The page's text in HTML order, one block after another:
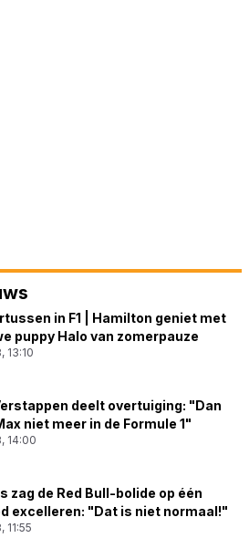
in F1 | Hamilton geniet met
puppy Halo van zomerpauze
13:10
deelt overtuiging: "Dan
niet meer in de Formule 1"
14:00
zag de Red Bull-bolide op één
excelleren: "Dat is niet normaal!"
11:55